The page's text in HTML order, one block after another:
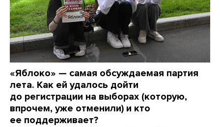
«Яблоко» — самая обсуждаемая партия
лета. Как ей удалось дойти
до регистрации на выборах (которую,
впрочем, уже отменили) и кто
ее поддерживает?